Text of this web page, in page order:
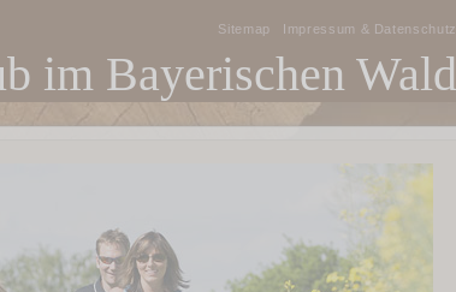
im Bayerischen Wald
Impressum & Datenschutz
Sitemap